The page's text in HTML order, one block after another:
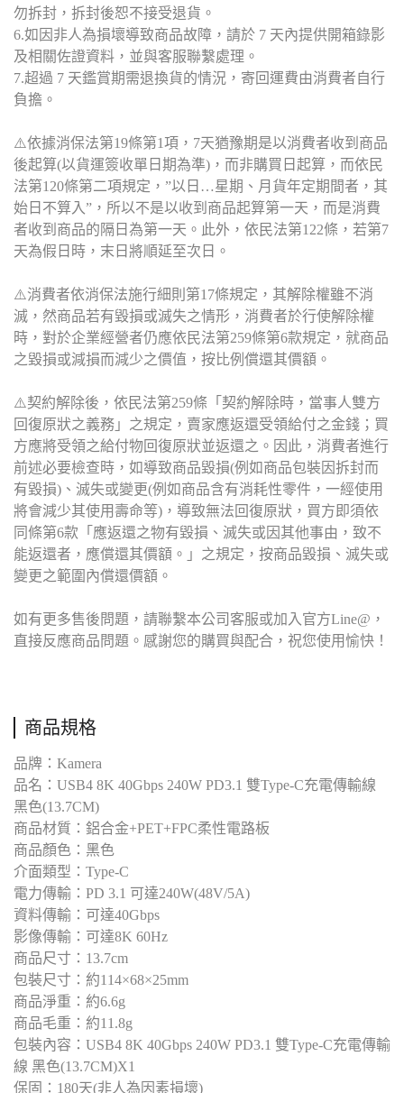
勿拆封，拆封後恕不接受退貨。
6.如因非人為損壞導致商品故障，請於 7 天內提供開箱錄影
及相關佐證資料，並與客服聯繫處理。
7.超過 7 天鑑賞期需退換貨的情況，寄回運費由消費者自行
負擔。
⚠️依據消保法第19條第1項，7天猶豫期是以消費者收到商品
後起算(以貨運簽收單日期為準)，而非購買日起算，而依民
法第120條第二項規定，”以日…星期、月貨年定期間者，其
始日不算入”，所以不是以收到商品起算第一天，而是消費
者收到商品的隔日為第一天。此外，依民法第122條，若第7
天為假日時，末日將順延至次日。
⚠️消費者依消保法施行細則第17條規定，其解除權雖不消
滅，然商品若有毀損或滅失之情形，消費者於行使解除權
時，對於企業經營者仍應依民法第259條第6款規定，就商品
之毀損或減損而減少之價值，按比例償還其價額。
⚠️契約解除後，依民法第259條「契約解除時，當事人雙方
回復原狀之義務」之規定，賣家應返還受領給付之金錢；買
方應將受領之給付物回復原狀並返還之。因此，消費者進行
前述必要檢查時，如導致商品毀損(例如商品包裝因拆封而
有毀損)、滅失或變更(例如商品含有消耗性零件，一經使用
將會減少其使用壽命等)，導致無法回復原狀，買方即須依
同條第6款「應返還之物有毀損、滅失或因其他事由，致不
能返還者，應償還其價額。」之規定，按商品毀損、滅失或
變更之範圍內償還價額。
如有更多售後問題，請聯繫本公司客服或加入官方Line@，
直接反應商品問題。感謝您的購買與配合，祝您使用愉快！
商品規格
品牌：Kamera
品名：USB4 8K 40Gbps 240W PD3.1 雙Type-C充電傳輸線
黑色(13.7CM)
商品材質：鋁合金+PET+FPC柔性電路板
商品顏色：黑色
介面類型：Type-C
電力傳輸：PD 3.1 可達240W(48V/5A)
資料傳輸：可達40Gbps
影像傳輸：可達8K 60Hz
商品尺寸：13.7cm
包裝尺寸：約114×68×25mm
商品淨重：約6.6g
商品毛重：約11.8g
包裝內容：USB4 8K 40Gbps 240W PD3.1 雙Type-C充電傳輸
線 黑色(13.7CM)X1
保固：180天(非人為因素損壞)